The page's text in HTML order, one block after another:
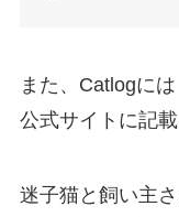
また、Catlogには
公式サイトに記載
迷子猫と飼い主